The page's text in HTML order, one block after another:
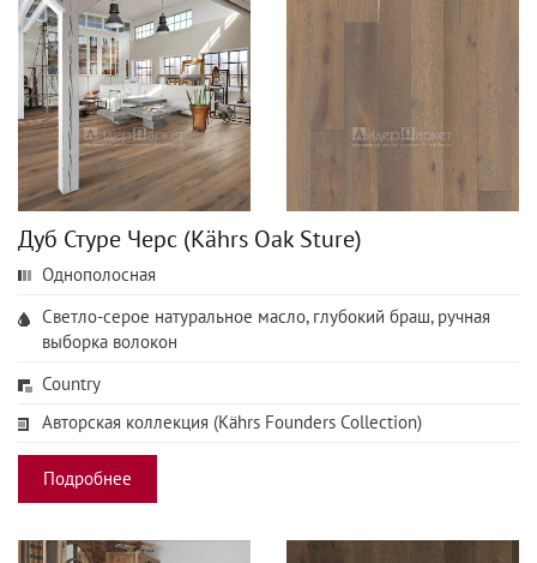
Дуб Стуре Черс (Kährs Oak Sture)
Однополосная
Cветло-серое натуральное масло, глубокий браш, ручная
выборка волокон
Country
Авторская коллекция (Kährs Founders Collection)
Подробнее